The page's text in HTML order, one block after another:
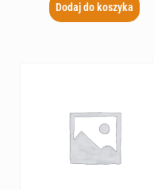
Dodaj do koszyka